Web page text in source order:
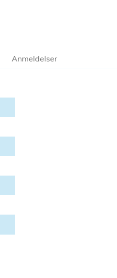
Anmeldelser